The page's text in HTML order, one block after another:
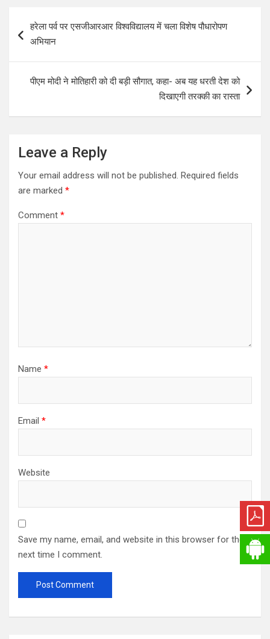
a
हरेला पर्व पर एसजीआरआर विश्वविद्यालय में चला विशेष पौधारोपण
अभियान
पीएम मोदी ने मोतिहारी को दी बड़ी सौगात, कहा- अब यह धरती देश को
दिखाएगी तरक्की का रास्ता
Leave a Reply
Your email address will not be published. Required fields
are marked *
Comment *
Name *
Email *
Website
Save my name, email, and website in this browser for the
next time I comment.